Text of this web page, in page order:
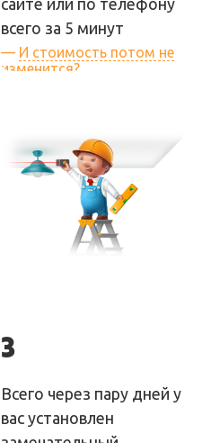
сайте или по телефону
всего за 5 минут
— И стоимость потом не
изменится?
итоговая. Мы не будем
ее увеличивать в
процессе работы!
3
Всего через пару дней у
вас установлен